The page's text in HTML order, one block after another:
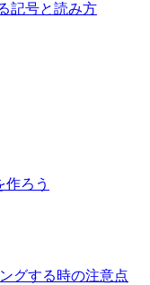
記号と読み方
作ろう
グする時の注意点